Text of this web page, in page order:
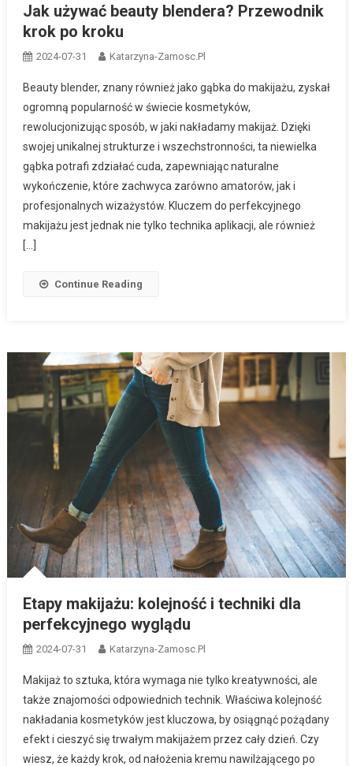
Jak używać beauty blendera? Przewodnik
krok po kroku
2024-07-31 Katarzyna-Zamosc.pl
Beauty blender, znany również jako gąbka do makijażu, zyskał
ogromną popularność w świecie kosmetyków,
rewolucjonizując sposób, w jaki nakładamy makijaż. Dzięki
swojej unikalnej strukturze i wszechstronności, ta niewielka
gąbka potrafi zdziałać cuda, zapewniając naturalne
wykończenie, które zachwyca zarówno amatorów, jak i
profesjonalnych wizażystów. Kluczem do perfekcyjnego
makijażu jest jednak nie tylko technika aplikacji, ale również
[…]
Continue Reading
Etapy makijażu: kolejność i techniki dla
perfekcyjnego wyglądu
2024-07-31 Katarzyna-Zamosc.pl
Makijaż to sztuka, która wymaga nie tylko kreatywności, ale
także znajomości odpowiednich technik. Właściwa kolejność
nakładania kosmetyków jest kluczowa, by osiągnąć pożądany
efekt i cieszyć się trwałym makijażem przez cały dzień. Czy
wiesz, że każdy krok, od nałożenia kremu nawilżającego po